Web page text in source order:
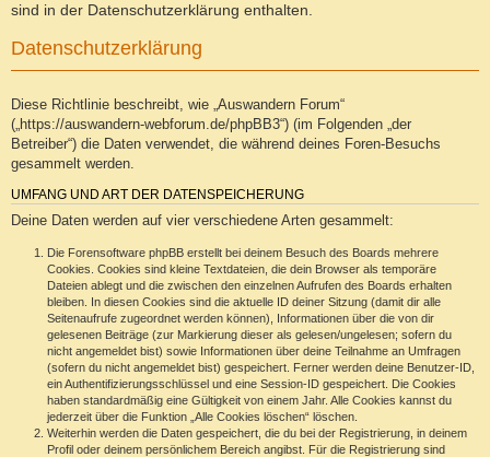
sind in der Datenschutzerklärung enthalten.
Datenschutzerklärung
Diese Richtlinie beschreibt, wie „Auswandern Forum“
(„https://auswandern-webforum.de/phpBB3“) (im Folgenden „der
Betreiber“) die Daten verwendet, die während deines Foren-Besuchs
gesammelt werden.
UMFANG UND ART DER DATENSPEICHERUNG
Deine Daten werden auf vier verschiedene Arten gesammelt:
Die Forensoftware phpBB erstellt bei deinem Besuch des Boards mehrere
Cookies. Cookies sind kleine Textdateien, die dein Browser als temporäre
Dateien ablegt und die zwischen den einzelnen Aufrufen des Boards erhalten
bleiben. In diesen Cookies sind die aktuelle ID deiner Sitzung (damit dir alle
Seitenaufrufe zugeordnet werden können), Informationen über die von dir
gelesenen Beiträge (zur Markierung dieser als gelesen/ungelesen; sofern du
nicht angemeldet bist) sowie Informationen über deine Teilnahme an Umfragen
(sofern du nicht angemeldet bist) gespeichert. Ferner werden deine Benutzer-ID,
ein Authentifizierungsschlüssel und eine Session-ID gespeichert. Die Cookies
haben standardmäßig eine Gültigkeit von einem Jahr. Alle Cookies kannst du
jederzeit über die Funktion „Alle Cookies löschen“ löschen.
Weiterhin werden die Daten gespeichert, die du bei der Registrierung, in deinem
Profil oder deinem persönlichem Bereich angibst. Für die Registrierung sind